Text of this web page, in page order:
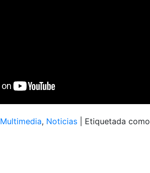
Multimedia, Noticias Etiquetada como